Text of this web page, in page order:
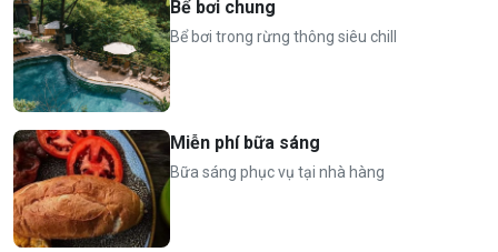
ngủ cùng với bố mẹ)
⏰Nhận phòng 14h, trả phòng 12h hôm sau
Bể bơi chung
Bể bơi trong rừng thông siêu chill
Miễn phí bữa sáng
Bữa sáng phục vụ tại nhà hàng